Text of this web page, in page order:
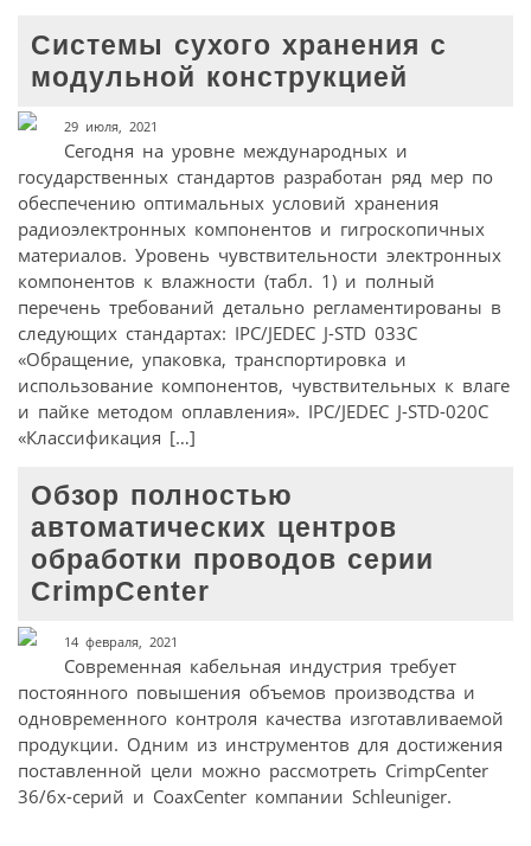
Системы сухого хранения с
модульной конструкцией
29 июля, 2021
Сегодня на уровне международных и
государственных стандартов разработан ряд мер по
обеспечению оптимальных условий хранения
радиоэлектронных компонентов и гигроскопичных
материалов. Уровень чувствительности электронных
компонентов к влажности (табл. 1) и полный
перечень требований детально регламентированы в
следующих стандартах: IPC/JEDEC J-STD 033С
«Обращение, упаковка, транспортировка и
использование компонентов, чувствительных к влаге
и пайке методом оплавления». IPC/JEDEC J-STD-020C
«Классификация […]
Обзор полностью
автоматических центров
обработки проводов серии
CrimpCenter
14 февраля, 2021
Современная кабельная индустрия требует
постоянного повышения объемов производства и
одновременного контроля качества изготавливаемой
продукции. Одним из инструментов для достижения
поставленной цели можно рассмотреть CrimpCenter
36/6х-серий и CoaxCenter компании Schleuniger.